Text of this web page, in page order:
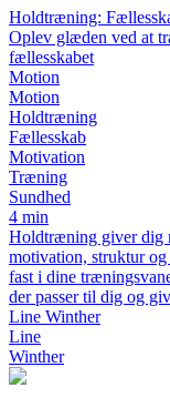
Holdtræning:
Oplev glæden ved at
fællesskabet
Motion
Motion
Holdtræning
Fællesskab
Motivation
Træning
Sundhed
4 min
Holdtræning giver dig
motivation, struktur
fast i dine
der passer til dig og
Line Winther
Line
Winther